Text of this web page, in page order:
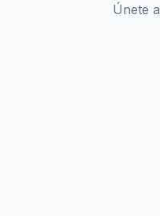
Únete